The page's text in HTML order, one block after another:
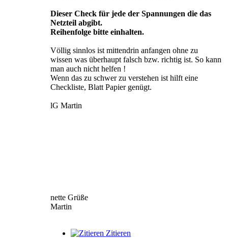
Dieser Check für jede der Spannungen die das
Netzteil abgibt.
Reihenfolge bitte einhalten.
Völlig sinnlos ist mittendrin anfangen ohne zu
wissen was überhaupt falsch bzw. richtig ist. So kann
man auch nicht helfen !
Wenn das zu schwer zu verstehen ist hilft eine
Checkliste, Blatt Papier genügt.
lG Martin
nette Grüße
Martin
Zitieren